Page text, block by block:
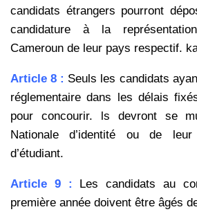
candidats étrangers pourront
candidature à la
Cameroun de leur pays respectif.
Article 8 : Seuls les candidats
réglementaire dans les délais
pour concourir. ls devront se
Nationale d’identité ou de
d’étudiant.
Article 9 : Les candidats au
première année doivent être âgés